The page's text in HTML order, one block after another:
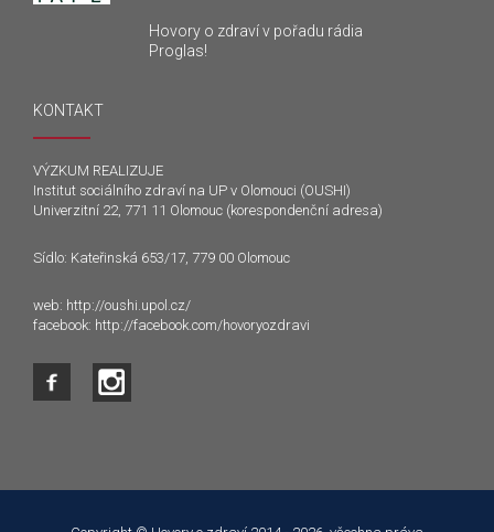
Hovory o zdraví v pořadu rádia
Proglas!
KONTAKT
VÝZKUM REALIZUJE
Institut sociálního zdraví na UP v Olomouci (OUSHI)
Univerzitní 22, 771 11 Olomouc (korespondenční adresa)
Sídlo: Kateřinská 653/17, 779 00 Olomouc
web: http://oushi.upol.cz/
facebook: http://facebook.com/hovoryozdravi